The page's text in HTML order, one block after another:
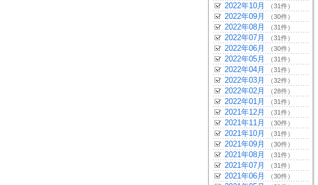
2022年10月 （31件）
2022年09月 （30件）
2022年08月 （31件）
2022年07月 （31件）
2022年06月 （30件）
2022年05月 （31件）
2022年04月 （31件）
2022年03月 （32件）
2022年02月 （28件）
2022年01月 （31件）
2021年12月 （31件）
2021年11月 （30件）
2021年10月 （31件）
2021年09月 （30件）
2021年08月 （31件）
2021年07月 （31件）
2021年06月 （30件）